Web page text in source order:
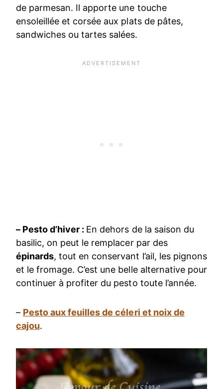
de parmesan. Il apporte une touche
ensoleillée et corsée aux plats de pâtes,
sandwiches ou tartes salées.
– Pesto d’hiver : En dehors de la saison du
basilic, on peut le remplacer par des
épinards, tout en conservant l’ail, les pignons
et le fromage. C’est une belle alternative pour
continuer à profiter du pesto toute l’année.
– Pesto aux feuilles de céleri et noix de
cajou.